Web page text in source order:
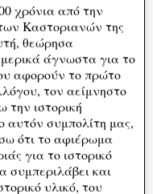
χρόνια από την
Καστοριανών της
θεώρησα
άγνωστα για το
αφορούν το πρώτο
τον αείμνηστο
την ιστορική
αυτόν συμπολίτη μας,
ότι το αφιέρωμα
για το ιστορικό
συμπεριλάβει και
υλικό, του